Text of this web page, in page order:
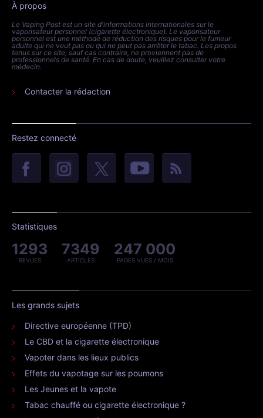
À propos
Le Vaping Post est un site d'informations internationales sur le
vaporisateur personnel (cigarette électronique). Le vaporisateur
personnel est une méthode de réduction des risques pour le fumeur
adulte qui ne veut pas ou qui ne peut pas arrêter le tabac. Les propos
tenus sur ce site, sauf cas contraire, ne proviennent pas de
professionnels de santé. En cas de doute, veuillez consulter votre
médecin.
Contacter la rédaction
Restez connecté
Statistiques
1293
REVUES
7349
ARTICLES
247 000
PAGES VUES / MOIS
Les grands sujets
Directive européenne (TPD)
Le CBD et la cigarette électronique
Vapoter dans les lieux publics
Effets du vapotage sur les poumons
Les Jeunes et la vapote
Tabac chauffé ou cigarette électronique ?